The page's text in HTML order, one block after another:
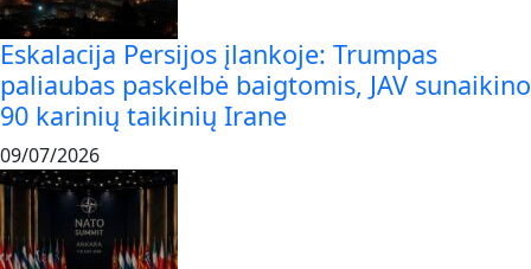
Eskalacija Persijos įlankoje: Trumpas
paliaubas paskelbė baigtomis, JAV sunaikino
90 karinių taikinių Irane
09/07/2026